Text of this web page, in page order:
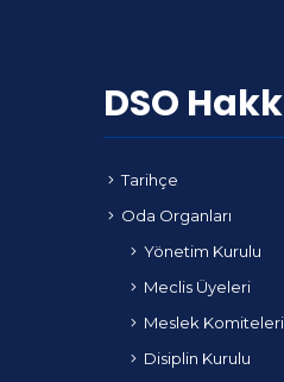
DSO
Tarihçe
Oda Organları
Yönetim Kurulu
Meclis Üyeleri
Meslek Komiteleri
Disiplin Kurulu